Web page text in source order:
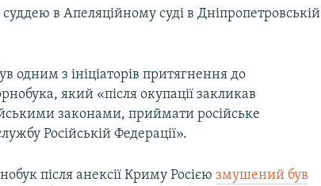
в Апеляційному суді в Дніпропетровській
одним з ініціаторів притягнення до
який «після окупації закликав
законами, приймати російське
Російській Федерації».
після анексії Криму Росієюзмушений був